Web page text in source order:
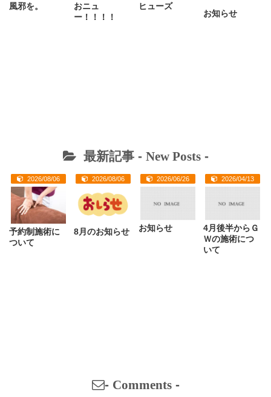
風邪を。
おニュ
ー！！！！
ヒューズ
お知らせ
最新記事 - New Posts-
2026/08/06
予約制施術に
ついて
2026/08/06
8月のお知らせ
2026/06/26
お知らせ
2026/04/13
4月後半からＧ
Ｗの施術につ
いて
- Comments-